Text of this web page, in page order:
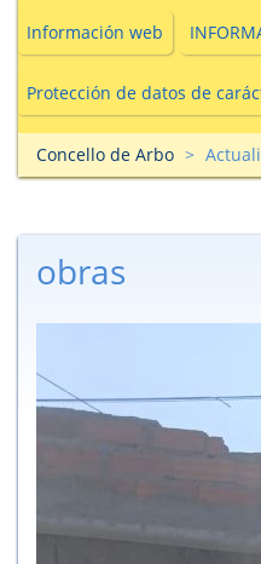
Información web
Protección de datos de
Concello de Arbo
obras